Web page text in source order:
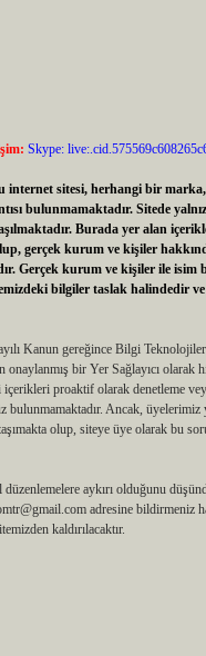
Skype:
internet sitesi, herhangi bir
bulunmamaktadır. Sitede
Burada yer alan
gerçek kurum ve kişiler
Gerçek kurum ve kişiler ile isim
bilgiler taslak halindedir
Kanun gereğince Bilgi
onaylanmış bir Yer Sağlayıcı olarak
içerikleri proaktif olarak denetleme
bulunmamaktadır. Ancak, üyelerimiz
olup, siteye üye olarak bu
aykırı olduğunu
adresine bildirmeniz
kaldırılacaktır.